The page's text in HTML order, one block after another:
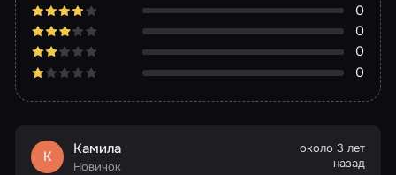
0
0
0
0
К Камила
Новичок
около 3 лет
назад